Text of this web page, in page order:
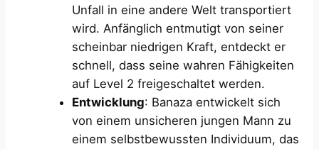
Unfall in eine andere Welt transportiert
wird. Anfänglich entmutigt von seiner
scheinbar niedrigen Kraft, entdeckt er
schnell, dass seine wahren Fähigkeiten
auf Level 2 freigeschaltet werden.
Entwicklung: Banaza entwickelt sich
von einem unsicheren jungen Mann zu
einem selbstbewussten Individuum, das